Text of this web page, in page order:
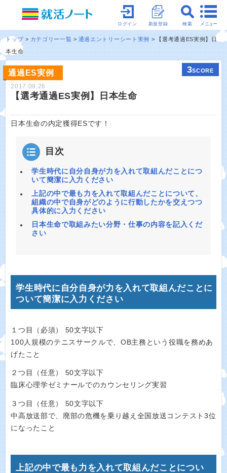
メニュー
検索
新規登録
ログイン
トップ カテゴリー一覧 通過エントリーシート実例
【選考通過ES実例】日
本生命
通過ES実例 3SCORE
2017.09.26
【選考通過ES実例】日本生命
日本生命の内定獲得ESです！
目次
学生時代に自分自身が力を入れて取組んだことにつ
いて簡潔に入力ください
上記の中で最も力を入れて取組んだことについて、
組織の中で自身がどのように行動したかを交えつつ
具体的に入力ください
日本生命で取組みたい分野・仕事の内容を記入くだ
さい
学生時代に自分自身が力を入れて取組んだことに
ついて簡潔に入力ください
１つ目（必須） 50文字以下
100人規模のテニスサークルで、OB主務という役職を務めあ
げたこと
２つ目（任意） 50文字以下
臨床心理学ゼミナールでのカウンセリング実習
３つ目（任意） 50文字以下
中高放送部で、廃部の危機を乗り越え全国放送コンテスト3位
になったこと
上記の中で最も力を入れて取組んだことについ